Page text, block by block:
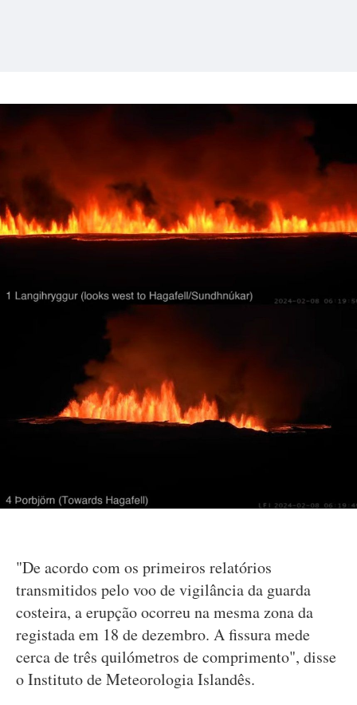
"De acordo com os primeiros relatórios
transmitidos pelo voo de vigilância da guarda
costeira, a erupção ocorreu na mesma zona da
registada em 18 de dezembro. A fissura mede
cerca de três quilómetros de comprimento", disse
o Instituto de Meteorologia Islandês.